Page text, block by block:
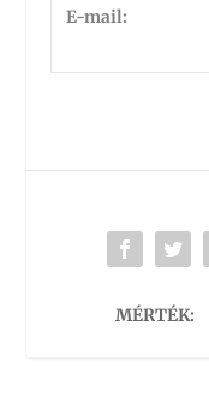
E-mail:
MÉRTÉK: